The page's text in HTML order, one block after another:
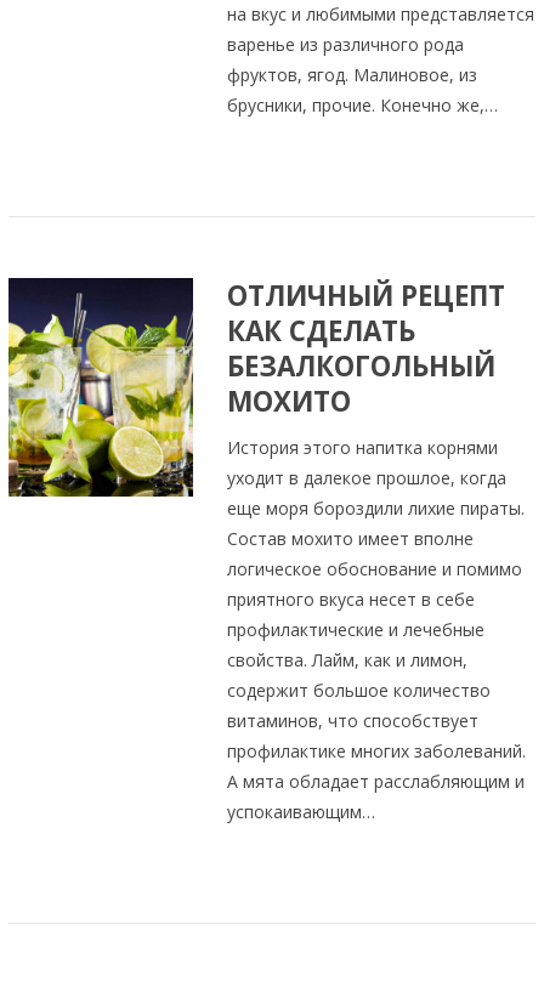
на вкус и любимыми представляется
варенье из различного рода
фруктов, ягод. Малиновое, из
брусники, прочие. Конечно же,…
ОТЛИЧНЫЙ РЕЦЕПТ
КАК СДЕЛАТЬ
БЕЗАЛКОГОЛЬНЫЙ
МОХИТО
История этого напитка корнями
уходит в далекое прошлое, когда
еще моря бороздили лихие пираты.
Состав мохито имеет вполне
логическое обоснование и помимо
приятного вкуса несет в себе
профилактические и лечебные
свойства. Лайм, как и лимон,
содержит большое количество
витаминов, что способствует
профилактике многих заболеваний.
А мята обладает расслабляющим и
успокаивающим…